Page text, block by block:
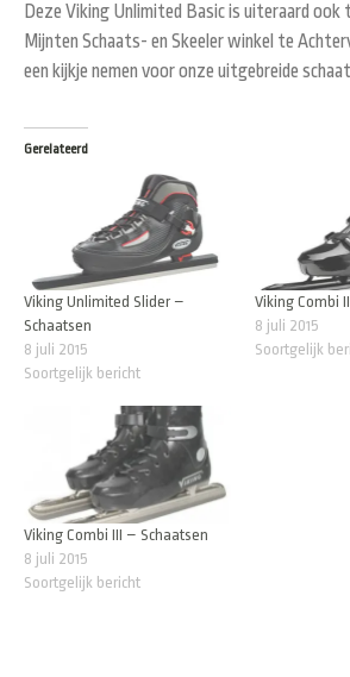
Deze Viking Unlimited Basic is uiteraard ook
Mijnten Schaats- en Skeeler winkel te
een kijkje nemen voor onze uitgebreide
Gerelateerd
Viking Unlimited Slider –
Schaatsen
8 juli 2015
Soortgelijk bericht
Viking Combi
8 juli 2015
Soortgelijk
Viking Combi III – Schaatsen
8 juli 2015
Soortgelijk bericht